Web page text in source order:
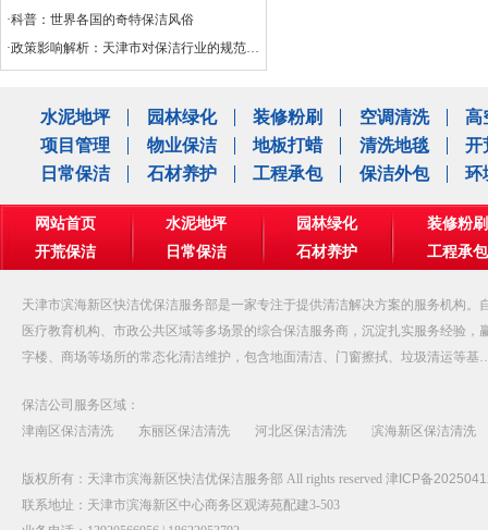
·科普：世界各国的奇特保洁风俗
·政策影响解析：天津市对保洁行业的规范与扶持
水泥地坪 园林绿化 装修粉刷 空调清洗
高
项目管理
物业保洁 地板打蜡 清洗地毯
开
日常保洁
石材养护 工程承包 保洁外包 环
网站首页 水泥地坪 园林绿化
装修粉刷
开荒保洁
日常保洁 石材养护
工程承包
天津市滨海新区快洁优保洁服务部是一家专注于提供清洁解决方案的服务机构
医疗教育机构、市政公共区域等多场景的综合保洁服务商，沉淀扎实服务经验
字楼、商场等场所的常态化清洁维护，包含地面清洁、门窗擦拭、垃圾清运等基
保洁公司服务区域：
津南区保洁清洗
东丽区保洁清洗 河北区保洁清洗 滨海新区保洁清洗
版权所有：天津市滨海新区快洁优保洁服务部 All rights reserved 津ICP备
联系地址：天津市滨海新区中心商务区观涛苑配建3-503